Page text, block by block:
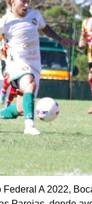
A 2022,